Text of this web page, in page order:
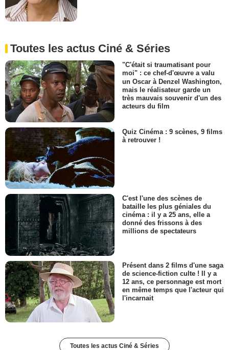
Toutes les actus Ciné & Séries
"C'était si traumatisant pour
moi" : ce chef-d'œuvre a valu
un Oscar à Denzel Washington,
mais le réalisateur garde un
très mauvais souvenir d'un des
acteurs du film
Quiz Cinéma : 9 scènes, 9 films
à retrouver !
C'est l'une des scènes de
bataille les plus géniales du
cinéma : il y a 25 ans, elle a
donné des frissons à des
millions de spectateurs
Présent dans 2 films d'une saga
de science-fiction culte ! Il y a
12 ans, ce personnage est mort
en même temps que l'acteur qui
l'incarnait
Toutes les actus Ciné & Séries